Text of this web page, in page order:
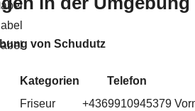
von Schudutz
Kategorien Telefon
Friseur +4369910945379